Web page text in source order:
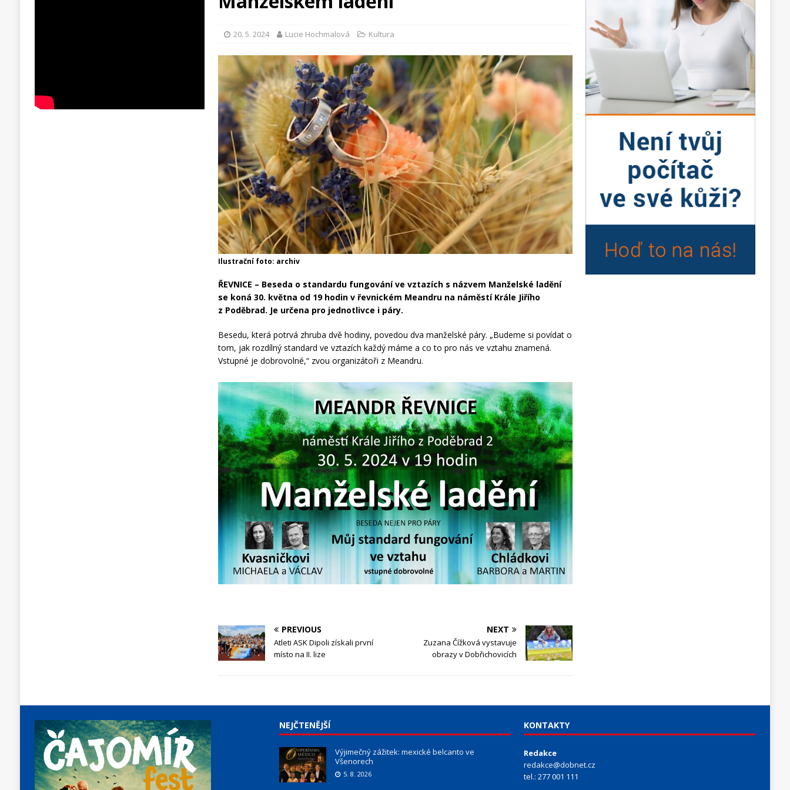
20. 5. 2024 Lucie Hochmalová Kultura
Ilustrační foto: archiv
ŘEVNICE – Beseda o standardu fungování ve vztazích s názvem Manželské ladění
se koná 30. května od 19 hodin v řevnickém Meandru na náměstí Krále Jiřího
z Poděbrad. Je určena pro jednotlivce i páry.
Besedu, která potrvá zhruba dvě hodiny, povedou dva manželské páry. „Budeme si povídat o
tom, jak rozdílný standard ve vztazích každý máme a co to pro nás ve vztahu znamená.
Vstupné je dobrovolné,“ zvou organizátoři z Meandru.
PREVIOUS
Atleti ASK Dipoli získali první
místo na II. lize
NEXT
Zuzana Čížková vystavuje
obrazy v Dobřichovicích
NEJČTENĚJŠÍ
Výjimečný zážitek: mexické belcanto ve
Všenorech
5. 8. 2026
KONTAKTY
Redakce
redakce@dobnet.cz
tel.: 277 001 111